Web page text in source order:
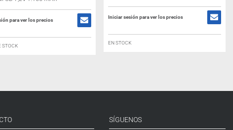
para ver los precios
STOCK
Iniciar sesión para ver los precios
EN STOCK
SÍGUENOS